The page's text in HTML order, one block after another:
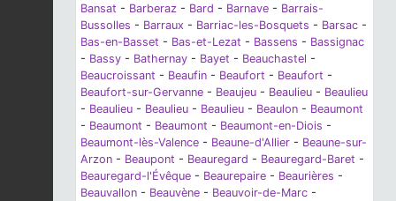
Bansat - Barberaz - Bard - Barnave - Barrais-
Bussolles - Barraux - Barriac-les-Bosquets - Barsac -
Bas-en-Basset - Bas-et-Lezat - Bassens - Bassignac
- Bassy - Bathernay - Bayet - Beauchastel -
Beaucroissant - Beaufin - Beaufort - Beaufort -
Beaufort-sur-Gervanne - Beaujeu - Beaulieu - Beaulieu
- Beaulieu - Beaulieu - Beaulieu - Beaulon - Beaumont
- Beaumont - Beaumont - Beaumont-en-Diois -
Beaumont-lès-Valence - Beaune-d'Allier - Beaune-sur-
Arzon - Beaupont - Beauregard - Beauregard-Baret -
Beauregard-l'Évêque - Beaurepaire - Beaurières -
Beauvallon - Beauvène - Beauvoir-de-Marc -